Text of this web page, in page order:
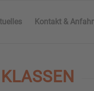
Kontakt &